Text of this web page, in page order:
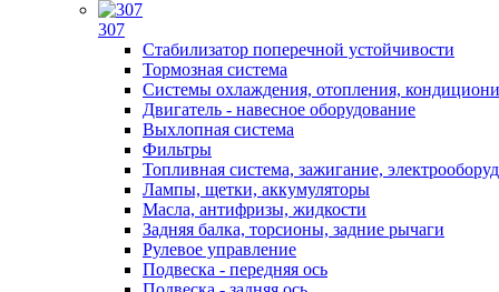
307
Стабилизатор поперечной устойчивости
Тормозная система
Системы охлаждения, отопления,
Двигатель - навесное оборудование
Выхлопная система
Фильтры
Топливная система, зажигание,
Лампы, щетки, аккумуляторы
Масла, антифризы, жидкости
Задняя балка, торсионы, задние рычаги
Рулевое управление
Подвеска - передняя ось